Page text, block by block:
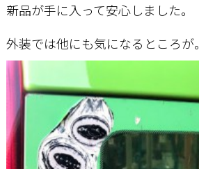
新品が手に入って安心しました。
外装では他にも気になるところが。